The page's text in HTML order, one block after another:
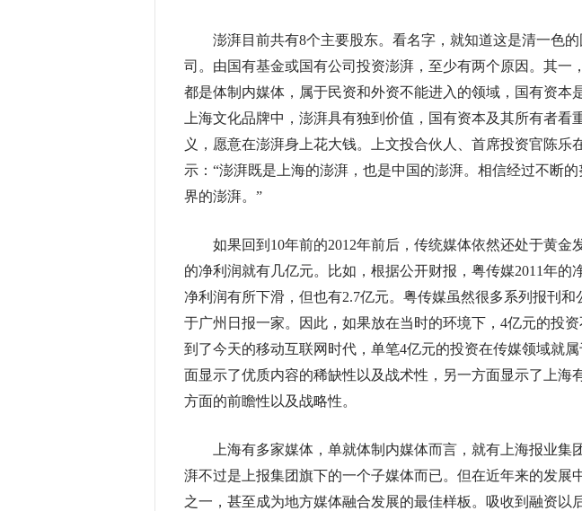
澎湃目前共有8个主要股东。看名字，就知道这是清一色的
司。由国有基金或国有公司投资澎湃，至少有两个原因。其一
都是体制内媒体，属于民资和外资不能进入的领域，国有资本
上海文化品牌中，澎湃具有独到价值，国有资本及其所有者看
义，愿意在澎湃身上花大钱。上文投合伙人、首席投资官陈乐
示：“澎湃既是上海的澎湃，也是中国的澎湃。相信经过不断
界的澎湃。”
如果回到10年前的2012年前后，传统媒体依然还处于黄金
的净利润就有几亿元。比如，根据公开财报，粤传媒2011年的
净利润有所下滑，但也有2.7亿元。粤传媒虽然很多系列报刊
于广州日报一家。因此，如果放在当时的环境下，4亿元的投资
到了今天的移动互联网时代，单笔4亿元的投资在传媒领域就
面显示了优质内容的稀缺性以及战术性，另一方面显示了上海
方面的前瞻性以及战略性。
上海有多家媒体，单就体制内媒体而言，就有上海报业集
湃不过是上报集团旗下的一个子媒体而已。但在近年来的发展
之一，甚至成为地方媒体融合发展的最佳样板。吸收到融资以